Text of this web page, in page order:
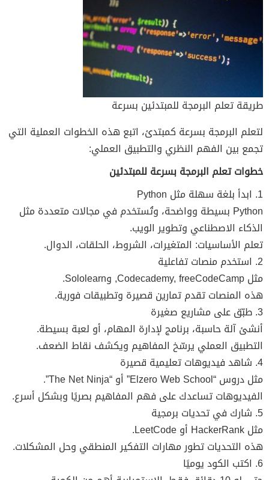
طريقة تعلم البرمجة للمبتدئين بسرعة
لتعلم البرمجة بسرعة كمبتدئ، اتبع هذه الخطوات العملية التي
تجمع بين الفهم النظري والتطبيق العملي:
خطوات تعلم البرمجة بسرعة للمبتدئين
1. ابدأ بلغة سهلة مثل Python
Python بسيطة وواضحة، وتُستخدم في مجالات متعددة مثل
الذكاء الاصطناعي وتطوير الويب.
تعلم الأساسيات: المتغيرات، الشروط، الحلقات، الدوال.
2. استخدم منصات تفاعلية
مثل Codecademy, freeCodeCamp, وSololearn.
هذه المنصات تقدم تمارين قصيرة وتطبيقات فورية.
3. طبّق على مشاريع صغيرة
أنشئ آلة حاسبة، برنامج لإدارة المهام، أو لعبة بسيطة.
التطبيق العملي يرسّخ المفاهيم ويكشف نقاط الضعف.
4. شاهد فيديوهات تعليمية قصيرة
مثل دروس “Elzero Web School” أو “The Net Ninja”.
الفيديوهات تساعدك على فهم المفاهيم بصريًا وبشكل أسرع.
5. شارك في تحديات برمجية
مثل HackerRank أو LeetCode.
هذه التحديات تطور مهارات التفكير المنطقي وحل المشكلات.
6. اكتب الكود يوميًا